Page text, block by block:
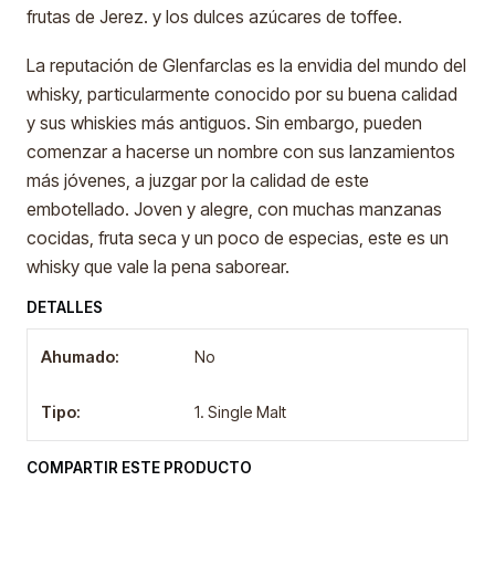
frutas de Jerez. y los dulces azúcares de toffee.
La reputación de Glenfarclas es la envidia del mundo del
whisky, particularmente conocido por su buena calidad
y sus whiskies más antiguos. Sin embargo, pueden
comenzar a hacerse un nombre con sus lanzamientos
más jóvenes, a juzgar por la calidad de este
embotellado. Joven y alegre, con muchas manzanas
cocidas, fruta seca y un poco de especias, este es un
whisky que vale la pena saborear.
DETALLES
Ahumado: No
Tipo: 1. Single Malt
COMPARTIR ESTE PRODUCTO